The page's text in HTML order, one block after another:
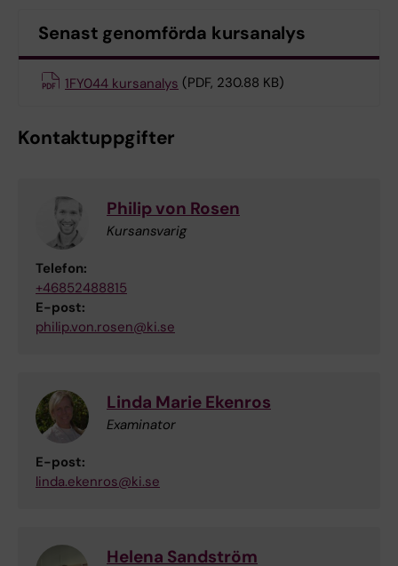
Senast genomförda kursanalys
1FY044 kursanalys (PDF, 230.88 KB)
Kontaktuppgifter
Philip von Rosen
Kursansvarig
Telefon:
+46852488815
E-post:
philip.von.rosen@ki.se
Linda Marie Ekenros
Examinator
E-post:
linda.ekenros@ki.se
Helena Sandström